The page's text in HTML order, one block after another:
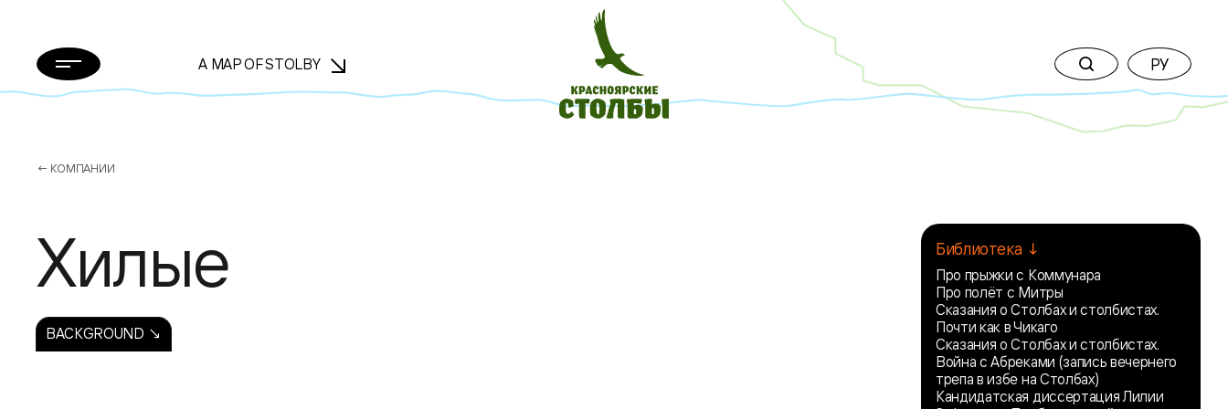
A MAP OF STOLBY РУ
← КОМПАНИИ
Хилые
BACKGROUND ↘
Библиотека ↓
Про прыжки с Коммунара
Про полёт с Митры
Сказания о Столбах и столбистах.
Почти как в Чикаго
Сказания о Столбах и столбистах.
Война с Абреками (запись вечернего
трепа в избе на Столбах)
Кандидатская диссертация Лилии